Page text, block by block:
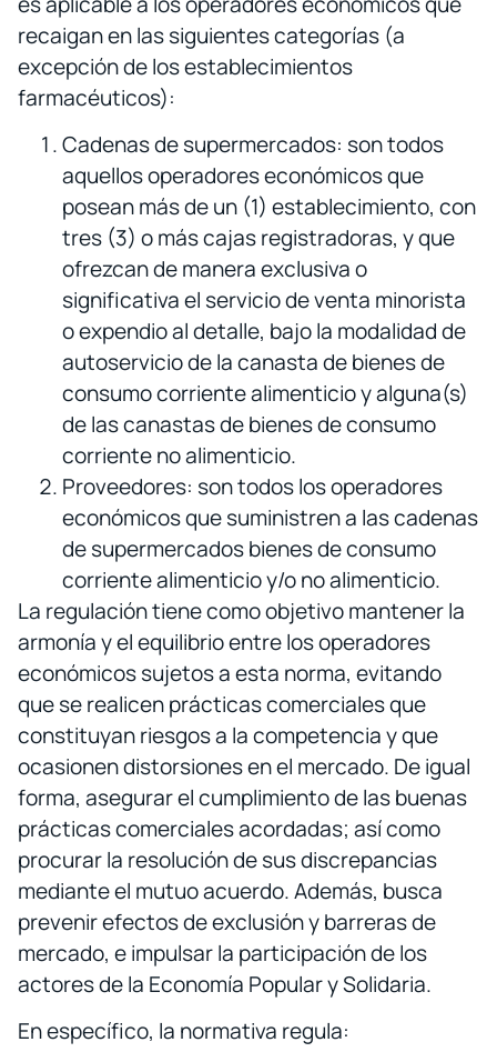
recaigan en las siguientes categorías (a
excepción de los establecimientos
farmacéuticos):
Cadenas de supermercados: son todos
aquellos operadores económicos que
posean más de un (1) establecimiento, con
tres (3) o más cajas registradoras, y que
ofrezcan de manera exclusiva o
significativa el servicio de venta minorista
o expendio al detalle, bajo la modalidad de
autoservicio de la canasta de bienes de
consumo corriente alimenticio y alguna(s)
de las canastas de bienes de consumo
corriente no alimenticio.
Proveedores: son todos los operadores
económicos que suministren a las cadenas
de supermercados bienes de consumo
corriente alimenticio y/o no alimenticio.
La regulación tiene como objetivo mantener la
armonía y el equilibrio entre los operadores
económicos sujetos a esta norma, evitando
que se realicen prácticas comerciales que
constituyan riesgos a la competencia y que
ocasionen distorsiones en el mercado. De igual
forma, asegurar el cumplimiento de las buenas
prácticas comerciales acordadas; así como
procurar la resolución de sus discrepancias
mediante el mutuo acuerdo. Además, busca
prevenir efectos de exclusión y barreras de
mercado, e impulsar la participación de los
actores de la Economía Popular y Solidaria.
En específico, la normativa regula: